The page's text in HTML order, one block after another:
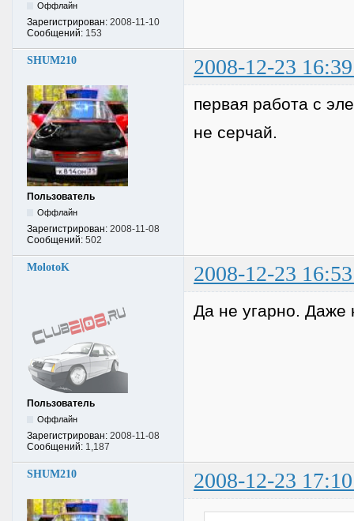
Оффлайн
Зарегистрирован: 2008-11-10
Сообщений: 153
SHUM210 2008-12-23
Пользователь
Оффлайн
Зарегистрирован: 2008-11-08
Сообщений: 502
первая работа с
не серчай.
MolotoK 2008-12-23
Пользователь
Оффлайн
Зарегистрирован: 2008-11-08
Сообщений: 1,187
Да не угарно. Даже
SHUM210 2008-12-23